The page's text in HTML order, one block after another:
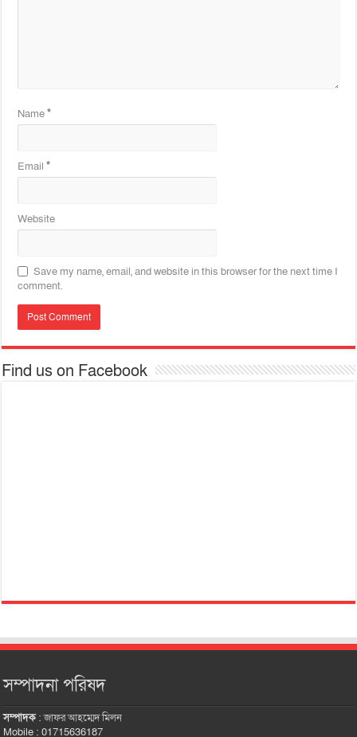
Name*
Email*
Website
Save my name, email, and website in this browser for the next time I
comment.
Find us on Facebook
সম্পাদনা পরিষদ
সম্পাদক:জাফর আহম্মেদ মিলন
Mobile : 01715636187